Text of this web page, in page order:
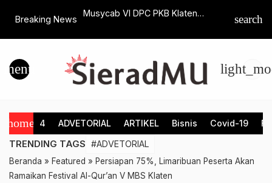
Breaking News
Banyumili
Puasa
Musycab VI DPC PKB Klaten
Terpilih Sekarang Ditentukan DPP
search
menu
home 4 ADVETORIAL ARTIKEL Bisnis Covid-19
TRENDING TAGS #ADVETORIAL
Beranda » Featured » Persiapan 75%, Limaribuan Peserta Akan
Ramaikan Festival Al-Qur’an V MBS Klaten